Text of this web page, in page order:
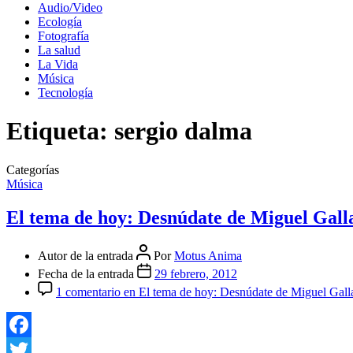
Audio/Video
Ecología
Fotografía
La salud
La Vida
Música
Tecnología
Etiqueta: sergio dalma
Categorías
Música
El tema de hoy: Desnúdate de Miguel
Autor de la entrada PorMotus Anima
Fecha de la entrada
29 febrero, 2012
1 comentario en El tema de hoy: Desnúdate de Miguel
Facebook